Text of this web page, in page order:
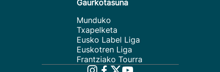
Gaurkotasuna
Munduko
Txapelketa
Eusko Label Liga
Euskotren Liga
Frantziako Tourra